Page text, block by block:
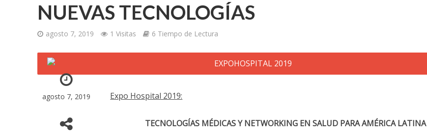
NUEVAS TECNOLOGÍAS
agosto 7, 2019 1 Visitas 6 Tiempo de Lectura
agosto 7, 2019 Expo Hospital 2019:
TECNOLOGÍAS MÉDICAS Y NETWORKING EN SALUD PARA AMÉRICA LATINA